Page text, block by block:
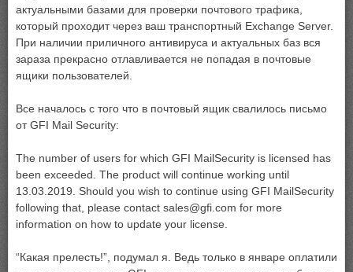
актуальными базами для проверки почтового трафика,
который проходит через ваш транспортный Exchange Server.
При наличии приличного антивируса и актуальных баз вся
зараза прекрасно отлавливается не попадая в почтовые
ящики пользователей.
Все началось с того что в почтовый ящик свалилось письмо
от GFI Mail Security:
The number of users for which GFI MailSecurity is licensed has
been exceeded. The product will continue working until
13.03.2019. Should you wish to continue using GFI MailSecurity
following that, please contact sales@gfi.com for more
information on how to update your license.
“Какая прелесть!”, подумал я. Ведь только в январе оплатили